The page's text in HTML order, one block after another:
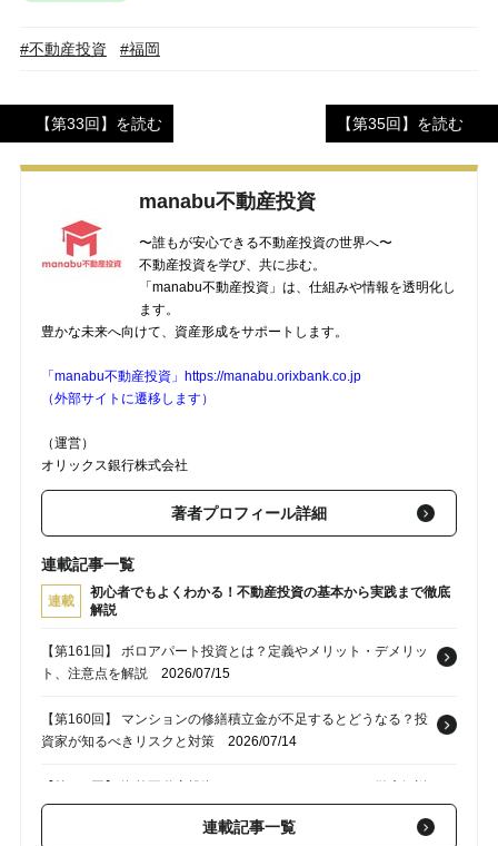
#不動産投資 #福岡
【第33回】を読む 【第35回】を読む
manabu不動産投資
〜誰もが安心できる不動産投資の世界へ〜
不動産投資を学び、共に歩む。
「manabu不動産投資」は、仕組みや情報を透明化し
ます。
豊かな未来へ向けて、資産形成をサポートします。
「manabu不動産投資」https://manabu.orixbank.co.jp
（外部サイトに遷移します）
（運営）
オリックス銀行株式会社
著者プロフィール詳細
連載記事一覧
連載
初心者でもよくわかる！不動産投資の基本から実践まで徹底
解説
【第161回】 ボロアパート投資とは？定義やメリット・デメリッ
ト、注意点を解説 2026/07/15
【第160回】 マンションの修繕積立金が不足するとどうなる？投
資家が知るべきリスクと対策 2026/07/14
｜見落としがちなリスクと税金の注意点2026/06/17
連載記事一覧